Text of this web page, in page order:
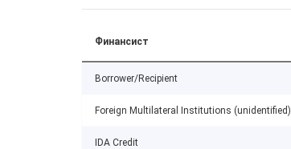
Финансист
Borrower/Recipient
Foreign Multilateral Institutions (unidentified)
IDA Credit